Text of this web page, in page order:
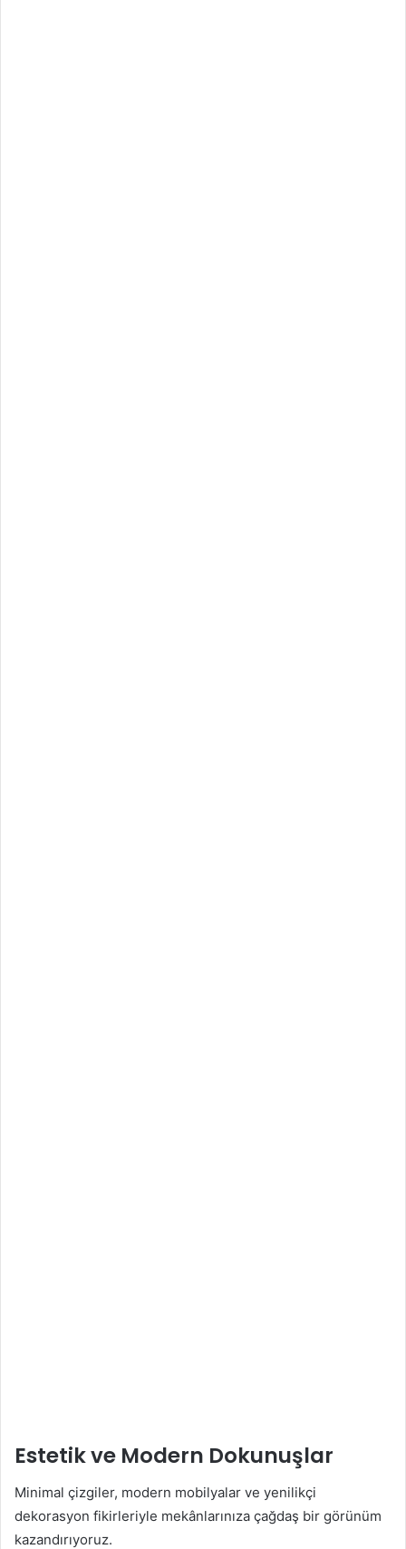
Estetik ve Modern Dokunuşlar
Minimal çizgiler, modern mobilyalar ve yenilikçi
dekorasyon fikirleriyle mekânlarınıza çağdaş bir görünüm
kazandırıyoruz.